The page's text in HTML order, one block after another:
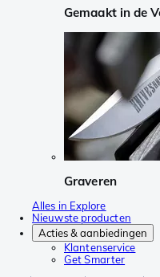
Gemaakt in de
Graveren
Alles in Explore
Nieuwste producten
Acties & aanbiedingen
Klantenservice
Get Smarter